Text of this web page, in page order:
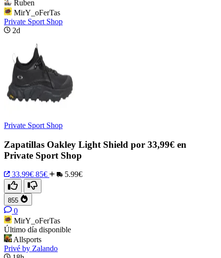
Ruben
MirY_oFerTas
Private Sport Shop
2d
Private Sport Shop
Zapatillas Oakley Light Shield por 33,99€ en
Private Sport Shop
33.99€ 85€ 5.99€
855
0
MirY_oFerTas
Último día disponible
Allsports
Privé by Zalando